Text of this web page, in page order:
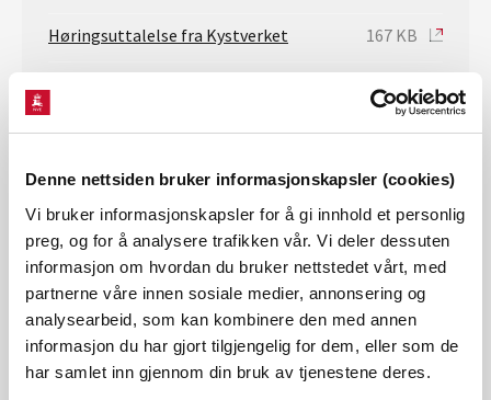
Denne nettsiden bruker informasjonskapsler (cookies)
Vi bruker informasjonskapsler for å gi innhold et personlig
preg, og for å analysere trafikken vår. Vi deler dessuten
informasjon om hvordan du bruker nettstedet vårt, med
partnerne våre innen sosiale medier, annonsering og
analysearbeid, som kan kombinere den med annen
informasjon du har gjort tilgjengelig for dem, eller som de
har samlet inn gjennom din bruk av tjenestene deres.
Høringsuttalelse fra Kystverket 167 KB
Høringsuttalelse Norges
1 MB
Høringsuttalelse fra Norges
miljøvernforbund avd. Agder
Høringsuttalelse fra
Naturvernforbundet i Agder
60 KB
Høringsuttalelse fra Farsund og
Lyngdal Jeger- og fiskerforening
76 KB